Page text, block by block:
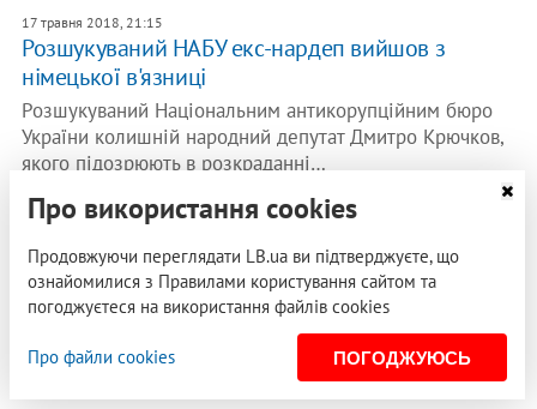
17 травня 2018, 21:15
Розшукуваний НАБУ екс-нардеп вийшов з
німецької в'язниці
Розшукуваний Національним антикорупційним бюро
України колишній народний депутат Дмитро Крючков,
якого підозрюють в розкраданні…
25 квітня 2018, 15:55
Президент ФФУ звинуватив Григорія Суркіса в
корупції
24 квітня в столичному Будинку футболу відбулося
засідання Виконкому Федерації футболу України, за
підсумками якого голова ФФУ…
Про використання cookies
Продовжуючи переглядати LB.ua ви підтверджуєте, що
ознайомилися з Правилами користування сайтом та
погоджуєтеся на використання файлів cookies
Про файли cookies ПОГОДЖУЮСЬ